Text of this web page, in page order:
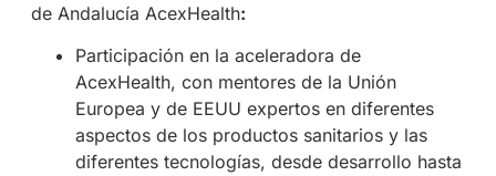
de Andalucía AcexHealth:
Participación en la aceleradora de
AcexHealth, con mentores de la Unión
Europea y de EEUU expertos en diferentes
aspectos de los productos sanitarios y las
diferentes tecnologías, desde desarrollo hasta